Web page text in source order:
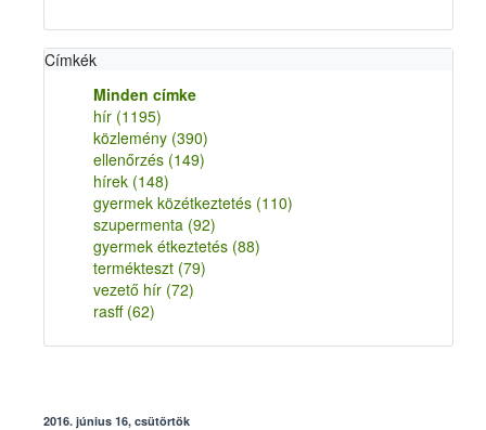
Címkék
Minden címke
hír (1195)
közlemény (390)
ellenőrzés (149)
hírek (148)
gyermek közétkeztetés (110)
szupermenta (92)
gyermek étkeztetés (88)
termékteszt (79)
vezető hír (72)
rasff (62)
2016. június 16, csütörtök